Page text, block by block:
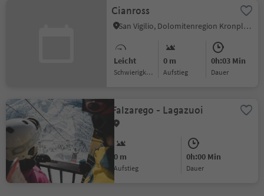
Cianross
San Vigilio, Dolomitenregion Kronplatz
Leicht
Schwierigkeitsgrad
0 m
Aufstieg
0h:03 Min
Dauer
Falzarego - Lagazuoi
0 m
Aufstieg
0h:00 Min
Dauer